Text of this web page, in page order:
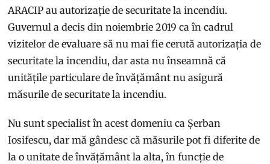
ARACIP au autorizație de securitate la incendiu.
Guvernul a decis din noiembrie 2019 ca în cadrul
vizitelor de evaluare să nu mai fie cerută autorizația de
securitate la incendiu, dar asta nu înseamnă că
unitățile particulare de învățământ nu asigură
măsurile de securitate la incendiu.
Nu sunt specialist în acest domeniu ca Șerban
Iosifescu, dar mă gândesc că măsurile pot fi diferite de
la o unitate de învățământ la alta, în funcție de